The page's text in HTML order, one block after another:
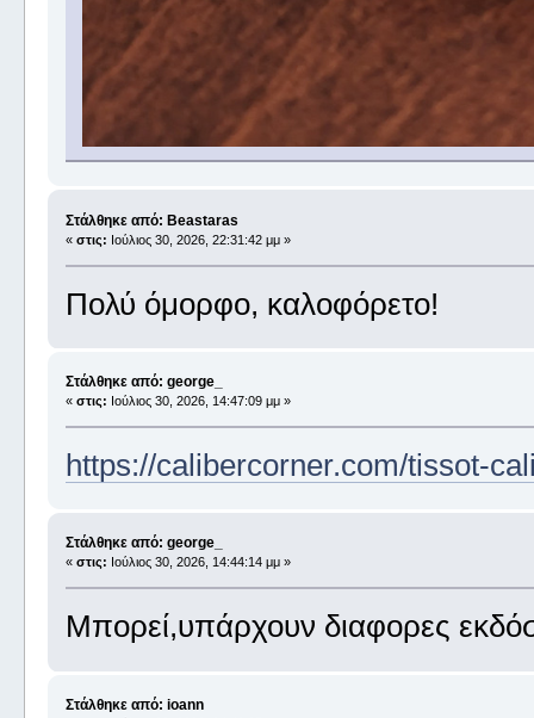
Στάλθηκε από: Beastaras
« στις: Ιούλιος 30, 2026, 22:31:42 μμ »
Πολύ όμορφο, καλοφόρετο!
Στάλθηκε από: george_
« στις: Ιούλιος 30, 2026, 14:47:09 μμ »
https://calibercorner.com/tissot-
Στάλθηκε από: george_
« στις: Ιούλιος 30, 2026, 14:44:14 μμ »
Μπορεί,υπάρχουν διαφορες
Στάλθηκε από: ioann